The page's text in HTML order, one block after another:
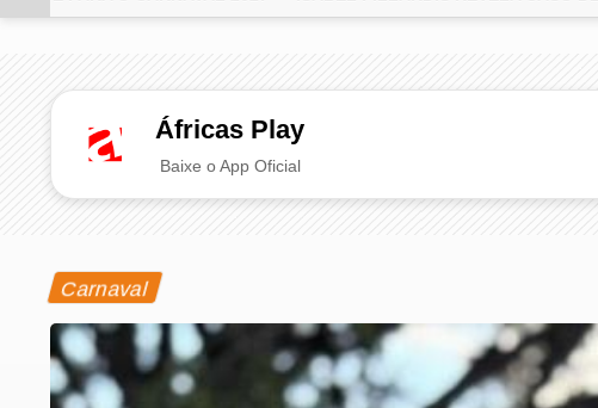
Áfricas Play
Baixe o App Oficial
Carnaval